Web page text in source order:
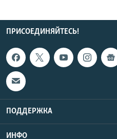
ПРИСОЕДИНЯЙТЕСЬ!
ПОДДЕРЖКА
ИНФО